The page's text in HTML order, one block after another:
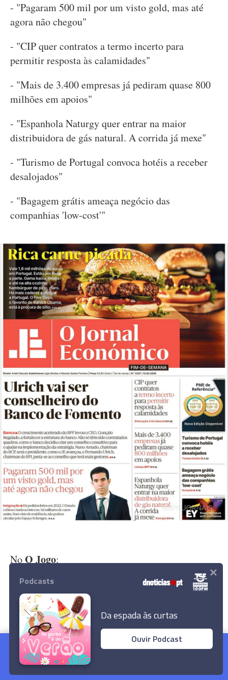
- "Pagaram 500 mil por um visto gold, mas até
agora não chegou"
- "CIP quer contratos a termo incerto para
permitir resposta às calamidades"
- "Mais de 3.400 empresas já pediram quase 800
milhões em apoios"
- "Espanhola Naturgy quer entrar na maior
distribuidora de gás natural. A corrida já mexe"
- "Turismo de Portugal convoca hotéis a receber
desalojados"
- "Bagagem grátis ameaça negócio das
companhias 'low-cost'"
NoO Jogo:
- "Santa Clara-Benfica. 'Desesperados por pontos'.
José Mourinho antevê jogo difícil nos Açores e
proíbe quebras de motivação e concentração"
Rangel nega impacto negativo das
tempestades na imagem do País
Ler Artigo
Podcasts
Da espada às curtas
Ouvir Podcast
×